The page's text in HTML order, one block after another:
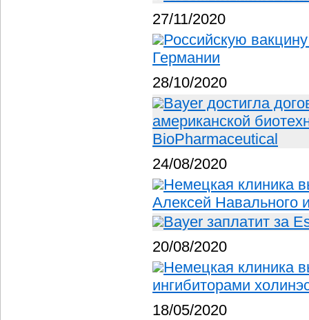
27/11/2020
Российскую
Германии
28/10/2020
Bayer достигла
американской
BioPharmaceutical
24/08/2020
Немецкая клиника
Алексей Навального
Bayer заплатит за
20/08/2020
Немецкая клиника
ингибиторами
18/05/2020